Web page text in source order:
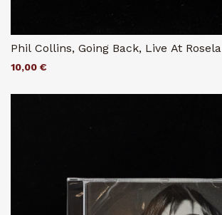
Phil Collins, Going Back, Live At
10,00 €